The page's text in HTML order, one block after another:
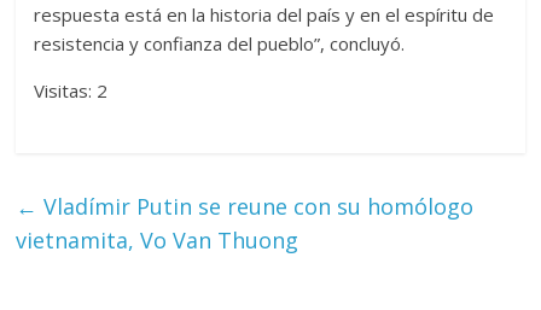
respuesta está en la historia del país y en el espíritu de
resistencia y confianza del pueblo”, concluyó.
Visitas: 2
← Vladímir Putin se reune con su homólogo
vietnamita, Vo Van Thuong